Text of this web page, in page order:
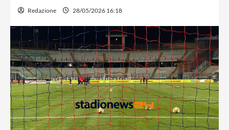
Redazione 28/05/2026 16:18